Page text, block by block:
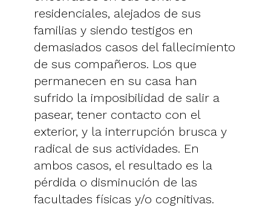
residenciales, alejados de sus
familias y siendo testigos en
demasiados casos del fallecimiento
de sus compañeros. Los que
permanecen en su casa han
sufrido la imposibilidad de salir a
pasear, tener contacto con el
exterior, y la interrupción brusca y
radical de sus actividades. En
ambos casos, el resultado es la
pérdida o disminución de las
facultades físicas y/o cognitivas.